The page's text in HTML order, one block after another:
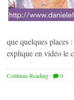
que quelques places
explique en vidéo le
Continue Reading · 0